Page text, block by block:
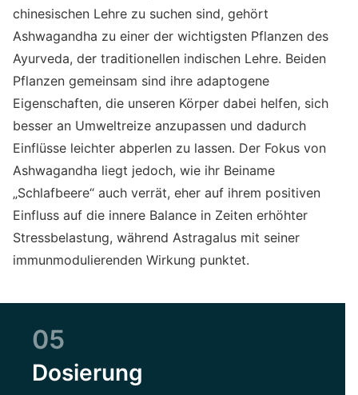
chinesischen Lehre zu suchen sind, gehört
Ashwagandha zu einer der wichtigsten Pflanzen des
Ayurveda, der traditionellen indischen Lehre. Beiden
Pflanzen gemeinsam sind ihre adaptogene
Eigenschaften, die unseren Körper dabei helfen, sich
besser an Umweltreize anzupassen und dadurch
Einflüsse leichter abperlen zu lassen. Der Fokus von
Ashwagandha liegt jedoch, wie ihr Beiname
„Schlafbeere“ auch verrät, eher auf ihrem positiven
Einfluss auf die innere Balance in Zeiten erhöhter
Stressbelastung, während Astragalus mit seiner
immunmodulierenden Wirkung punktet.
05
Dosierung